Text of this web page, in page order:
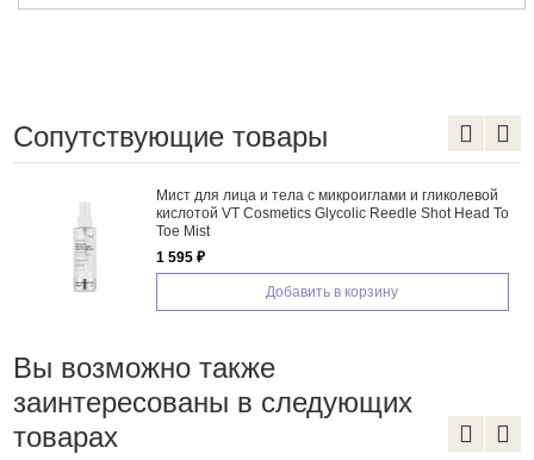
Сопутствующие товары
Мист для лица и тела с микроиглами и гликолевой
кислотой VT Cosmetics Glycolic Reedle Shot Head To
Toe Mist
1 595 ₽
Добавить в корзину
Вы возможно также
заинтересованы в следующих
товарах